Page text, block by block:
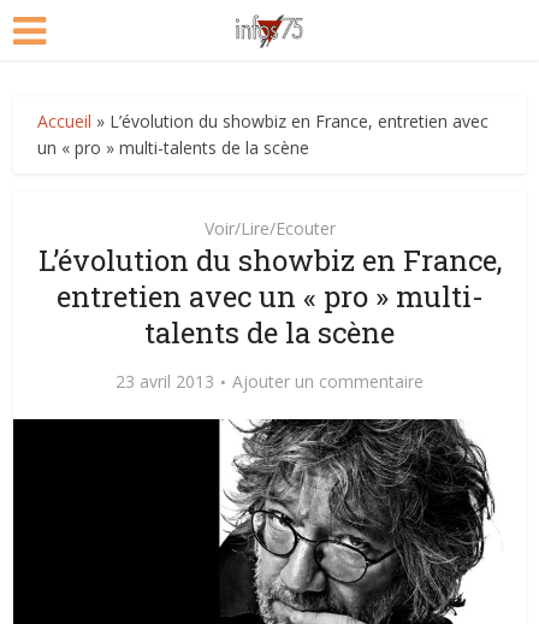
Accueil » L’évolution du showbiz en France, entretien avec
un « pro » multi-talents de la scène
Voir/Lire/Ecouter
L’évolution du showbiz en France,
entretien avec un « pro » multi-
talents de la scène
23 avril 2013 Ajouter un commentaire